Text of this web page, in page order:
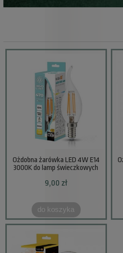
Ożdobna żarówka LED 4W E14
3000K do lamp świeczkowych
9,00 zł
do koszyka